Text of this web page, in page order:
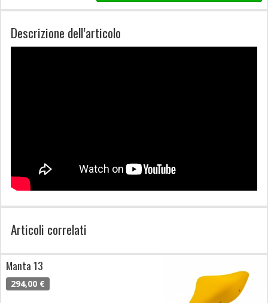
Descrizione dell’articolo
Articoli correlati
Manta 13
294,00 €